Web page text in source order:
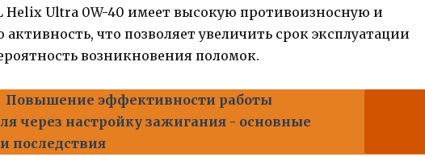
Helix Ultra 0W-40 имеет высокую противоизносную и
что позволяет увеличить срок эксплуатации
возникновения поломок.
Повышение эффективности работы
через настройку зажигания - основные
последствия